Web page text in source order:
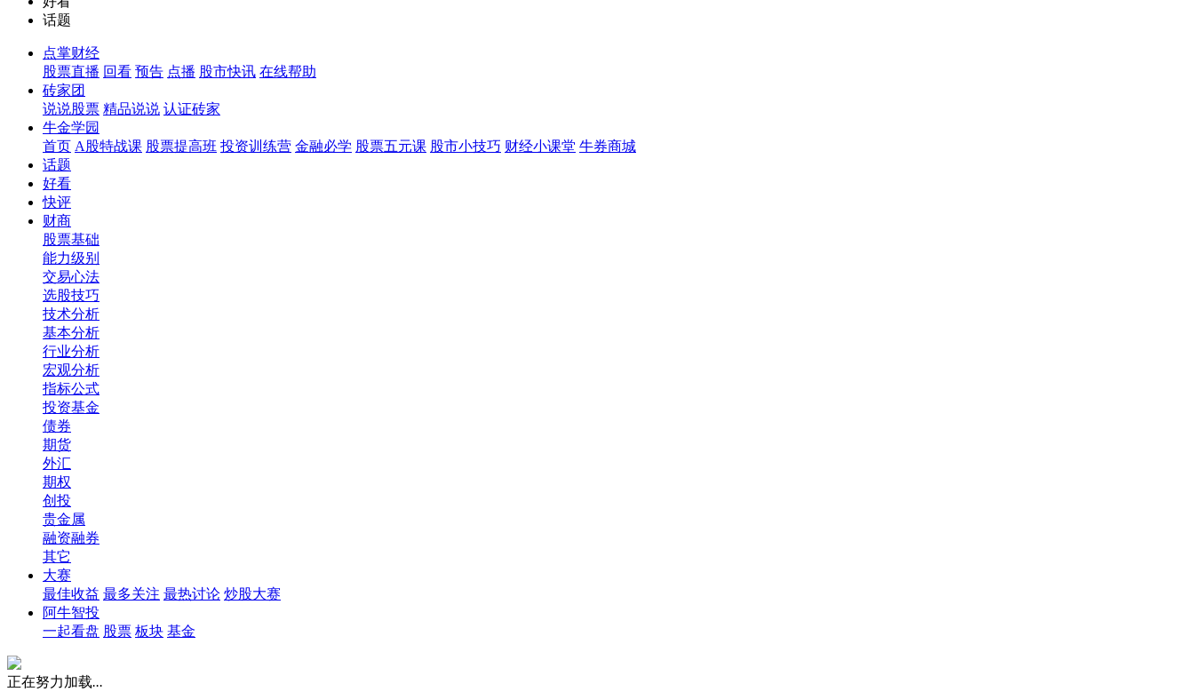
话题
点掌财经
股票直播 回看 预告 点播 股市快讯 在线帮助
砖家团
说说股票 精品说说 认证砖家
牛金学园
首页 A股特战课 股票提高班 投资训练营 金融必学 股票五元课 股市小技巧 财经小课堂 牛券商城
话题
好看
快评
财商
股票基础
能力级别
交易心法
选股技巧
技术分析
基本分析
行业分析
宏观分析
指标公式
投资基金
债券
期货
外汇
期权
创投
贵金属
融资融券
其它
大赛
最佳收益 最多关注 最热讨论 炒股大赛
阿牛智投
一起看盘 股票 板块 基金
正在努力加载...